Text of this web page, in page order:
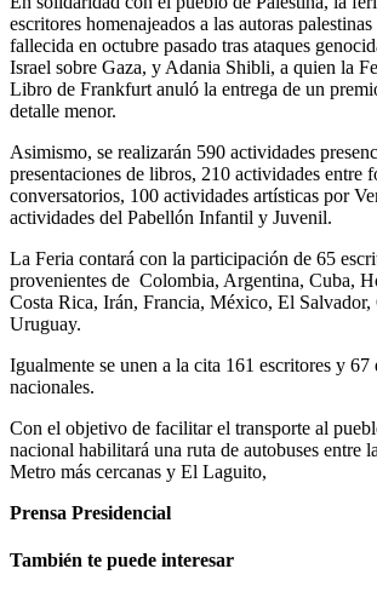
escritores homenajeados a las autoras
fallecida en octubre pasado tras ataques
Israel sobre Gaza, y Adania Shibli, a quien la
Libro de Frankfurt anuló la entrega de un
detalle menor.
Asimismo, se realizarán 590 actividades
presentaciones de libros, 210 actividades entre
conversatorios, 100 actividades artísticas por
actividades del Pabellón Infantil y Juvenil.
La Feria contará con la participación de 65
provenientes de Colombia, Argentina, Cuba,
Costa Rica, Irán, Francia, México, El
Uruguay.
Igualmente se unen a la cita 161 escritores y 67
nacionales.
Con el objetivo de facilitar el transporte al
nacional habilitará una ruta de autobuses entre
Metro más cercanas y El Laguito,
Prensa Presidencial
También te puede interesar